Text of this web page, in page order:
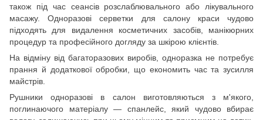
також під час сеансів розслаблювального або лікувального
масажу. Одноразові серветки для салону краси чудово
підходять для видалення косметичних засобів, манікюрних
процедур та професійного догляду за шкірою клієнтів.
На відміну від багаторазових виробів, одноразка не потребує
прання й додаткової обробки, що економить час та зусилля
майстрів.
Рушники одноразові в салон виготовляються з м'якого,
поглинаючого матеріалу — спанлейс, який чудово вбирає